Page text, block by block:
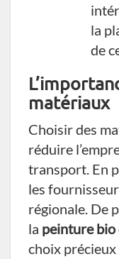
la
de
matériaux
Choisir des
réduire
transport. En
les
régionale. De
la peinture bio
choix précieux